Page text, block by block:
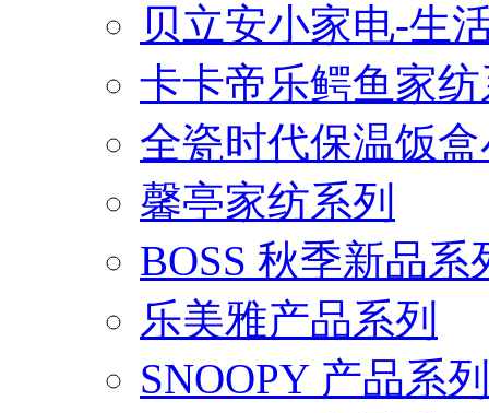
贝立安小家电-生
卡卡帝乐鳄鱼家
全瓷时代保温饭
馨亭家纺系列
BOSS 秋季新品系
乐美雅产品系列
SNOOPY 产品系列